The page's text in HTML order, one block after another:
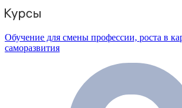
Обучение для смены профессии, роста в
саморазвития